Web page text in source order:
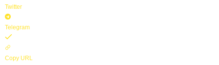
Twitter
Telegram
Copy URL